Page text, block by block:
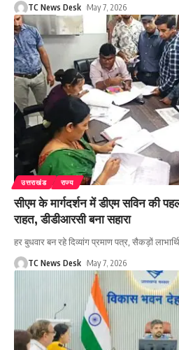
TC News Desk May 7, 2026
उत्तराखंड राज्य
सीएम के मार्गदर्शन में डीएम सविन की
राहत, डीडीआरसी बना सहारा
हर बुधवार बन रहे दिव्यांग प्रमाण पत्र, सैकड़ों
TC News Desk May 7, 2026